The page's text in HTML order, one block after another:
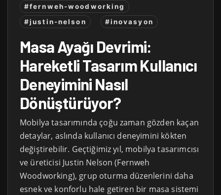
#fernweh-woodworking
#justin-nelson
#inovasyon
Masa Ayağı Devrimi:
Hareketli Tasarım Kullanıcı
Deneyimini Nasıl
Dönüştürüyor?
Mobilya tasarımında çoğu zaman gözden kaçan
detaylar, aslında kullanıcı deneyimini kökten
değiştirebilir. Geçtiğimiz yıl, mobilya tasarımcısı
ve üreticisi Justin Nelson (Fernweh
Woodworking), grup oturma düzenlerini daha
esnek ve konforlu hale getiren bir masa sistemi